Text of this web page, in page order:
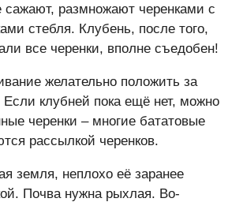
сажают, размножают черенками с
стебля. Клубень, после того,
все черенки, вполне съедобен!
желательно положить за
клубней пока ещё нет, можно
черенки – многие бататовые
рассылкой черенков.
земля, неплохо её заранее
Почва нужна рыхлая. Во-